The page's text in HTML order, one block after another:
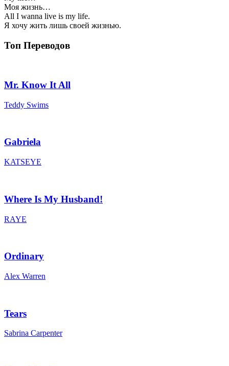
Моя жизнь…
All I wanna live is my life.
Я хочу жить лишь своей жизнью.
Топ Переводов
Mr. Know It All
Teddy Swims
Gabriela
KATSEYE
Where Is My Husband!
RAYE
Ordinary
Alex Warren
Tears
Sabrina Carpenter